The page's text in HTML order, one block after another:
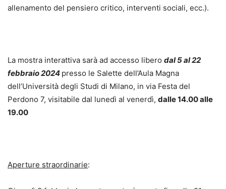
allenamento del pensiero critico, interventi sociali, ecc.).
La mostra interattiva sarà ad accesso libero dal 5 al 22
febbraio 2024 presso le Salette dell’Aula Magna
dell’Università degli Studi di Milano, in via Festa del
Perdono 7, visitabile dal lunedì al venerdì, dalle 14.00 alle
19.00
Aperture straordinarie: